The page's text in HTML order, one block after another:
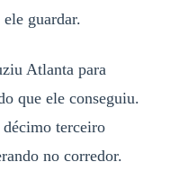
guardar.
Atlanta para
que ele conseguiu.
terceiro
no corredor.